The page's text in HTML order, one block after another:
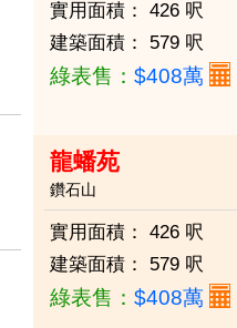
實用面積：
426 呎
建築面積：
579 呎
綠表售： $408萬
龍蟠苑
鑽石山
實用面積：
426 呎
建築面積：
579 呎
綠表售： $408萬